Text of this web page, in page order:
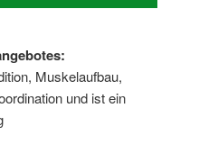
Muskelaufbau,
und ist ein